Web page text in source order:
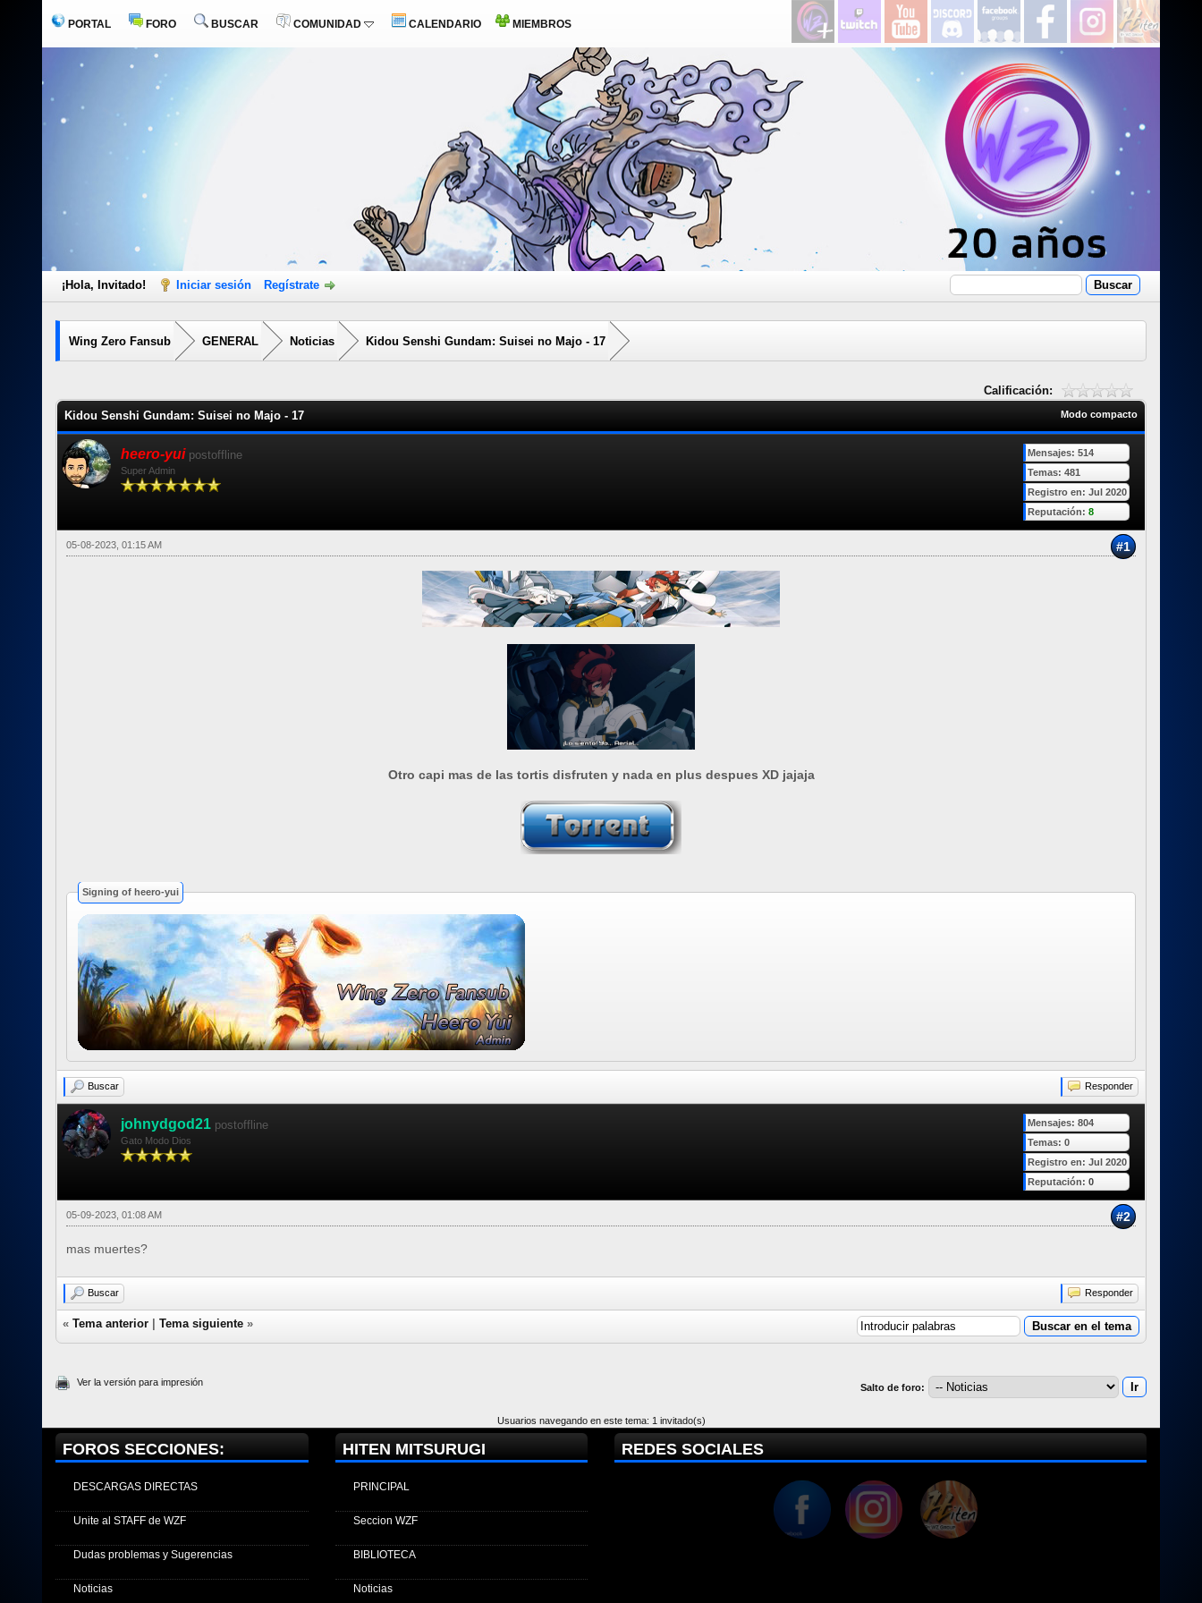
PORTAL FORO BUSCAR COMUNIDAD CALENDARIO MIEMBROS
¡Hola, Invitado! Iniciar sesión Regístrate
Wing Zero Fansub GENERAL Noticias Kidou Senshi Gundam: Suisei no Majo - 17
Calificación:
Modo compacto
Kidou Senshi Gundam: Suisei no Majo - 17
heero-yui postoffline
Super Admin
Mensajes: 514
Temas: 481
Registro en: Jul 2020
Reputación: 8
#1
05-08-2023, 01:15 AM
Otro capi mas de las tortis disfruten y nada en plus despues XD jajaja
Signing of heero-yui
Buscar Responder
johnydgod21 postoffline
Gato Modo Dios
Mensajes: 804
Temas: 0
Registro en: Jul 2020
Reputación: 0
#2
05-09-2023, 01:08 AM
mas muertes?
Buscar Responder
« Tema anterior Tema siguiente »
Ver la versión para impresión Salto de foro:
Usuarios navegando en este tema: 1 invitado(s)
FOROS SECCIONES:
DESCARGAS DIRECTAS
Unite al STAFF de WZF
Dudas problemas y Sugerencias
Noticias
HITEN MITSURUGI
PRINCIPAL
Seccion WZF
BIBLIOTECA
Noticias
REDES SOCIALES